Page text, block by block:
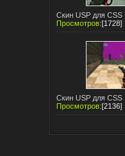
Скин USP для CSS
Просмотров:[1728]
Скин USP для CSS
Просмотров:[2136]